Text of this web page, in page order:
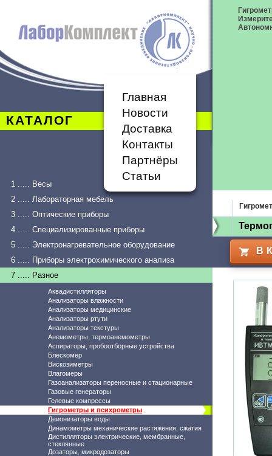
КАТАЛОГ
Главная
Новости
Доставка
Контакты
Партнёры
Статьи
1 ..... Весы
2 ..... Лабораторная мебель
3 ..... Оптические приборы
4 ..... Специализированные приборы
5 ..... Электронагревательное оборудование
6 ..... Приборы электрохимического анализа
7 ..... Разное
Аквадистилляторы
Анализаторы влажности
Анализаторы медицинские
Анализаторы ртути
Анализаторы текстуры
Анемометры, термоанемометры
Аспираторы, пробоотборные устройства
Блескомер
Вискозиметры
Влагомеры
Газоанализаторы переносные и стационарные
Газовые генераторы
Гелевые компрессы
Гигрометры и психрометры
Деионизаторы воды
Динамометры механические растяжения, сжатия
Дистилляторы электрические, мембранные,
стеклянные
Дозаторы, микродозаторы
В